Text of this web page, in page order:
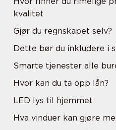
kvalitet
Gjør du regnskapet selv?
Dette bør du inkludere i
Smarte tjenester alle
Hvor kan du ta opp lån?
LED lys til hjemmet
Hva vinduer kan gjøre